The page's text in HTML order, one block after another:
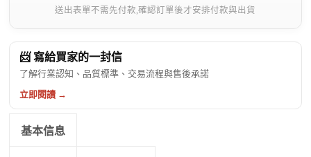
送出表單不需先付款,確認訂單後才安排付款與出貨
📨 寫給買家的一封信
了解行業認知、品質標準、交易流程與售後承諾
立即閱讀 →
基本信息